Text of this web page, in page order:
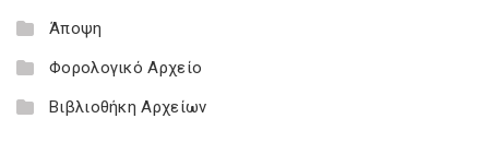
Άποψη
Φορολογικό Αρχείο
Βιβλιοθήκη Αρχείων